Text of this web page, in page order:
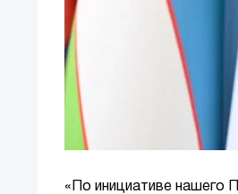
«По инициативе нашего